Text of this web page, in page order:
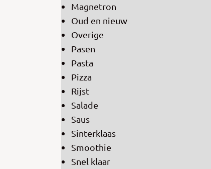
Magnetron
Oud en nieuw
Overige
Pasen
Pasta
Pizza
Rijst
Salade
Saus
Sinterklaas
Smoothie
Snel klaar